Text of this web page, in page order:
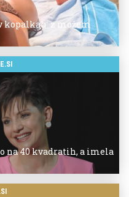
kopalkah: z možem
na 40 kvadratih, a imela